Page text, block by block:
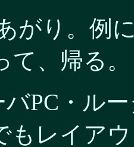
がり。例
、帰る。
PC・ル
もレイア